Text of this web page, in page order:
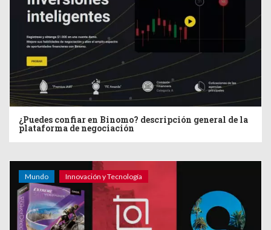
¿Puedes confiar en Binomo? descripción general de la
plataforma de negociación
Mundo Innovación y Tecnología